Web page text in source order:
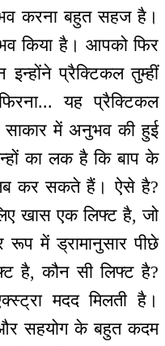
करना बहुत सहज है।
किया है। आपको फिर
प्रैक्टिकल तुम्हीं
यह प्रैक्टिकल
साकार में अनुभव की हुई
का लक है कि बाप के
कर सकते हैं। ऐसे है?
खास एक लिफ्ट है, जो
में ड्रामानुसार पीछे
है, कौन सी लिफ्ट है?
मदद मिलती है।
सहयोग के बहुत कदम